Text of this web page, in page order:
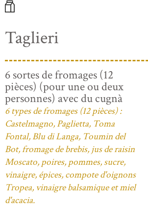
Taglieri
6 sortes de fromages (12
pièces) (pour une ou deux
personnes) avec du cugnà
6 types de fromages (12 pièces) :
Castelmagno, Paglietta, Toma
Fontal, Blu di Langa, Toumin del
Bot, fromage de brebis, jus de raisin
Moscato, poires, pommes, sucre,
vinaigre, épices, compote d'oignons
Tropea, vinaigre balsamique et miel
d'acacia.